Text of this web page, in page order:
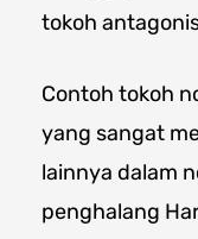
tokoh
Contoh tokoh
yang sangat
lainnya dalam
penghalang